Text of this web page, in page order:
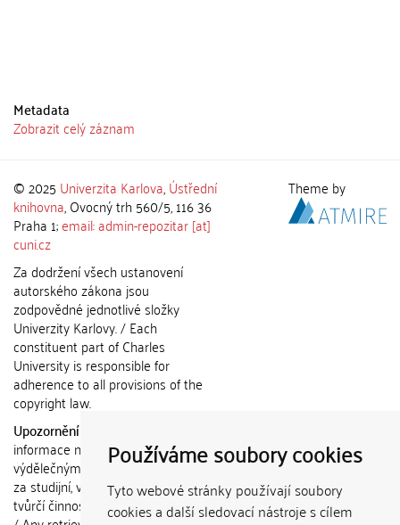
Používáme soubory cookies
Tyto webové stránky používají soubory
cookies a další sledovací nástroje s cílem
Metadata
Zobrazit celý záznam
© 2025 Univerzita Karlova,Ústřední
knihovna, Ovocný trh 560/5, 116 36
Praha 1;email: admin-repozitar [at]
cuni.cz
Za dodržení všech ustanovení
autorského zákona jsou
zodpovědné jednotlivé složky
Univerzity Karlovy. / Each
constituent part of Charles
University is responsible for
adherence to all provisions of the
copyright law.
Upozornění / Notice:
informace nemohou být použity k
výdělečným účelům nebo vydávány
za studijní, vědeckou nebo jinou
tvůrčí činnost jiné osoby než autora.
Theme by